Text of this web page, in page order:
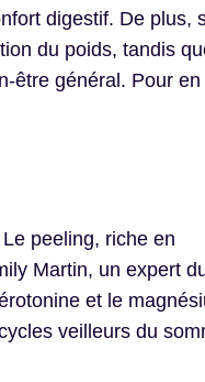
digestif. De plus,
du poids, tandis
être général. Pour en
peeling, riche en
Martin, un expert
et le
veilleurs du